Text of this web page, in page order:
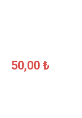
50,00 ₺